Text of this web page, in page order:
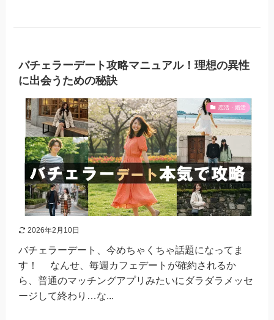
バチェラーデート攻略マニュアル！理想の異性
に出会うための秘訣
恋活・婚活
2026年2月10日
バチェラーデート、今めちゃくちゃ話題になってま
す！ なんせ、毎週カフェデートが確約されるか
ら、普通のマッチングアプリみたいにダラダラメッセ
ージして終わり…な...